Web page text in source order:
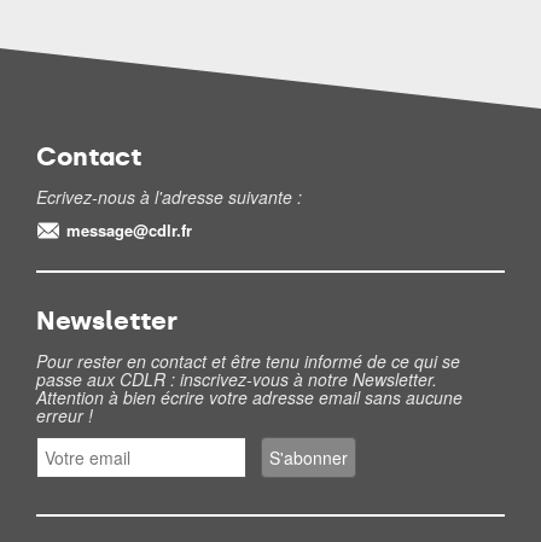
Contact
Ecrivez-nous à l'adresse suivante :
message@cdlr.fr
Newsletter
Pour rester en contact et être tenu informé de ce qui se
passe aux CDLR : inscrivez-vous à notre Newsletter.
Attention à bien écrire votre adresse email sans aucune
erreur !